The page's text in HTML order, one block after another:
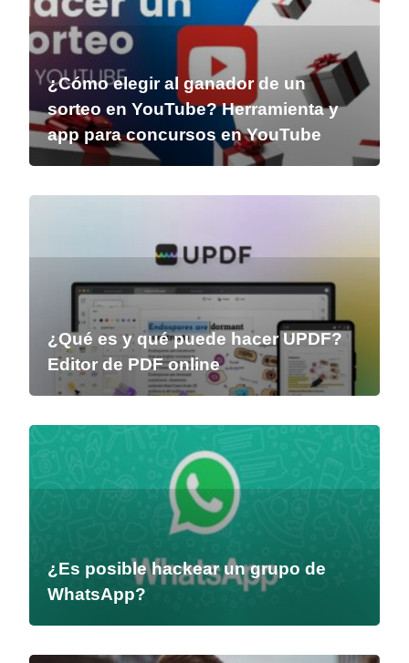
¿Cómo elegir al ganador de un
sorteo en YouTube? Herramienta y
app para concursos en YouTube
¿Qué es y qué puede hacer UPDF?
Editor de PDF online
¿Es posible hackear un grupo de
WhatsApp?